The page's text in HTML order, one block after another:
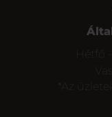
Hétfő
*Az